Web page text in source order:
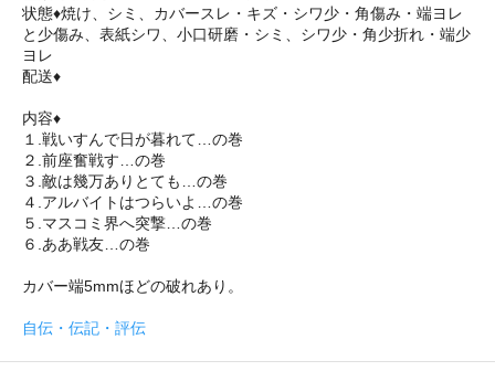
状態♦焼け、シミ、カバースレ・キズ・シワ少・角傷み・端ヨレ
と少傷み、表紙シワ、小口研磨・シミ、シワ少・角少折れ・端少
ヨレ
配送♦
内容♦
１.戦いすんで日が暮れて…の巻
２.前座奮戦す…の巻
３.敵は幾万ありとても…の巻
４.アルバイトはつらいよ…の巻
５.マスコミ界へ突撃…の巻
６.ああ戦友…の巻
カバー端5mmほどの破れあり。
自伝・伝記・評伝